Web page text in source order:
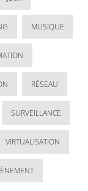
MUSIQUE
RÉSEAU
SURVEILLANCE
VIRTUALISATION